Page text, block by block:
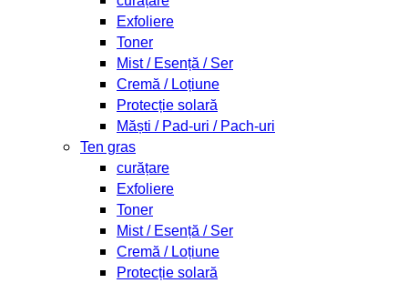
Exfoliere
Toner
Mist / Esență / Ser
Cremă / Loțiune
Protecție solară
Măști / Pad-uri / Pach-uri
Ten gras
curățare
Exfoliere
Toner
Mist / Esență / Ser
Cremă / Loțiune
Protecție solară